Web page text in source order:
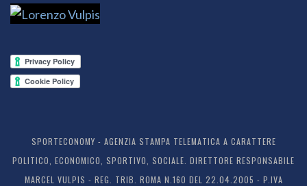
SPORTECONOMY - AGENZIA STAMPA TELEMATICA A CARATTERE
POLITICO, ECONOMICO, SPORTIVO, SOCIALE. DIRETTORE RESPONSABILE
MARCEL VULPIS - REG. TRIB. ROMA N.160 DEL 22.04.2005 - P.IVA